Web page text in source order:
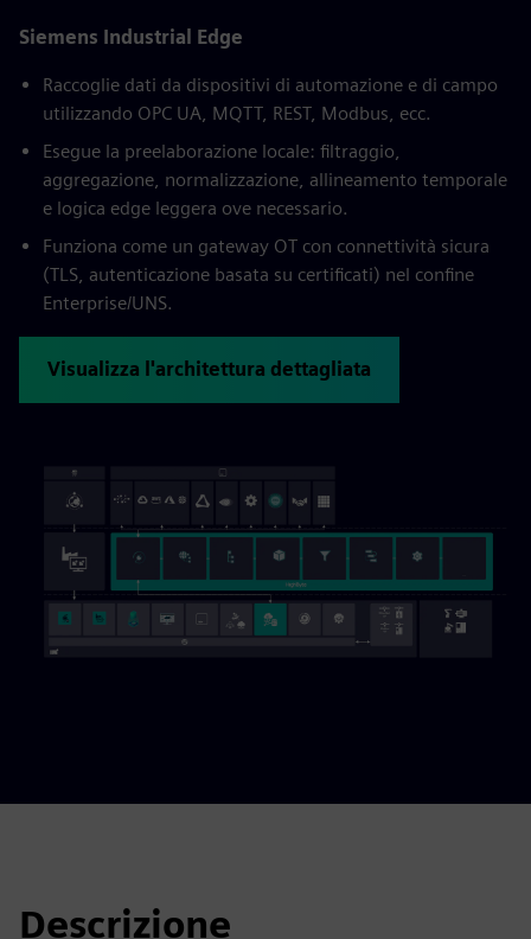
Siemens Industrial Edge
Raccoglie dati da dispositivi di automazione e di campo
utilizzando OPC UA, MQTT, REST, Modbus, ecc.
Esegue la preelaborazione locale: filtraggio,
aggregazione, normalizzazione, allineamento temporale
e logica edge leggera ove necessario.
Funziona come un gateway OT con connettività sicura
(TLS, autenticazione basata su certificati) nel confine
Enterprise/UNS.
Visualizza l'architettura dettagliata
Descrizione